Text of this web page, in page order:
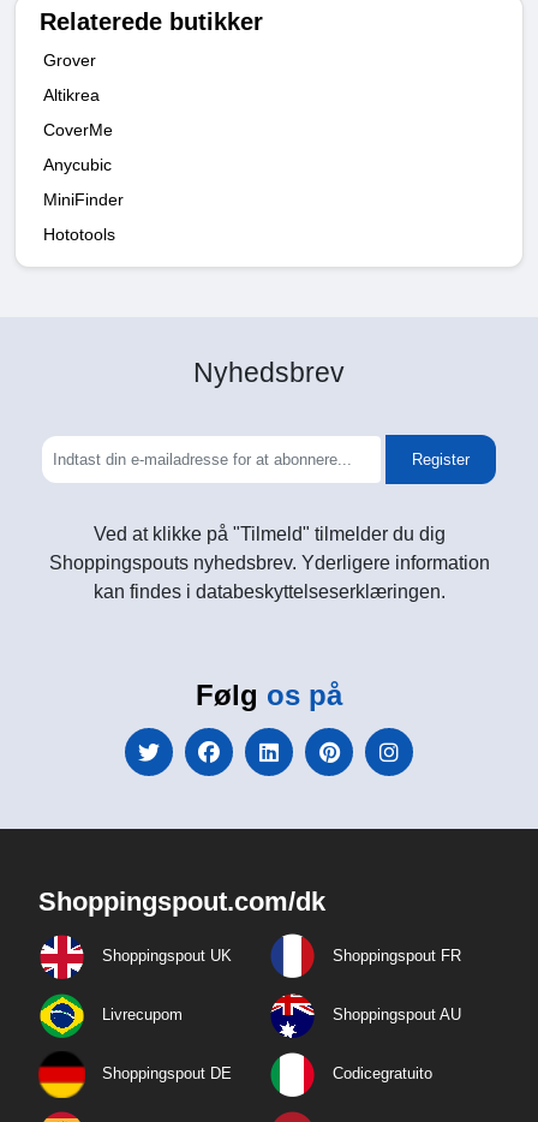
Relaterede butikker
Grover
Altikrea
CoverMe
Anycubic
MiniFinder
Hototools
Nyhedsbrev
Register
Ved at klikke på "Tilmeld" tilmelder du dig
Shoppingspouts nyhedsbrev. Yderligere information
kan findes i databeskyttelseserklæringen.
Følg os på
Shoppingspout.com/dk
Shoppingspout UK Shoppingspout FR
Livrecupom Shoppingspout AU
Shoppingspout DE Codicegratuito